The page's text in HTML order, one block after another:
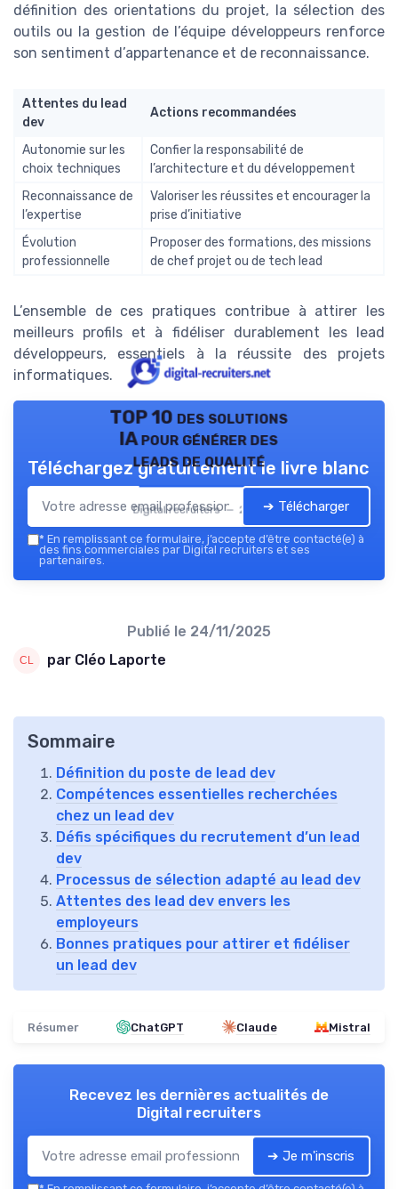
définition des orientations du projet, la sélection des
outils ou la gestion de l’équipe développeurs renforce
son sentiment d’appartenance et de reconnaissance.
Attentes du lead
dev
Actions recommandées
Autonomie sur les
choix techniques
Confier la responsabilité de
l’architecture et du développement
Reconnaissance de
l’expertise
Valoriser les réussites et encourager la
prise d’initiative
Évolution
professionnelle
Proposer des formations, des missions
de chef projet ou de tech lead
L’ensemble de ces pratiques contribue à attirer les
meilleurs profils et à fidéliser durablement les lead
développeurs, essentiels à la réussite des projets
informatiques.
TOP 10 des solutions
IA pour générer des
leads de qualité
Digital recruiters — 2026
Téléchargez gratuitement le livre blanc
➔ Télécharger
* En remplissant ce formulaire, j’accepte d’être contacté(e) à
des fins commerciales par Digital recruiters et ses
partenaires.
Publié le 24/11/2025
par Cléo Laporte
Sommaire
Définition du poste de lead dev
Compétences essentielles recherchées
chez un lead dev
Défis spécifiques du recrutement d’un lead
dev
Processus de sélection adapté au lead dev
Attentes des lead dev envers les
employeurs
Bonnes pratiques pour attirer et fidéliser
un lead dev
Résumer ChatGPT Claude Mistral
Recevez les dernières actualités de
Digital recruiters
➔ Je m'inscris